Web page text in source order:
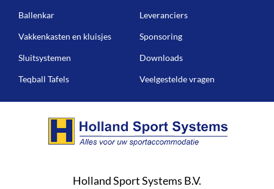
Ballenkar
Vakkenkasten en kluisjes
Sluitsystemen
Teqball Tafels
Leveranciers
Sponsoring
Downloads
Veelgestelde vragen
Holland Sport Systems B.V.